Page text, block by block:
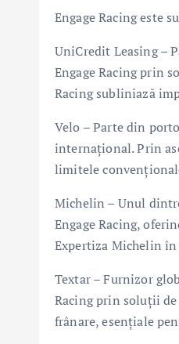
Engage Racing este
UniCredit Leasing –
Engage Racing prin
Racing subliniază
Velo – Parte din
internațional. Prin
limitele
Michelin – Unul
Engage Racing,
Expertiza Michelin
Textar – Furnizor
Racing prin soluții
frânare, esențiale